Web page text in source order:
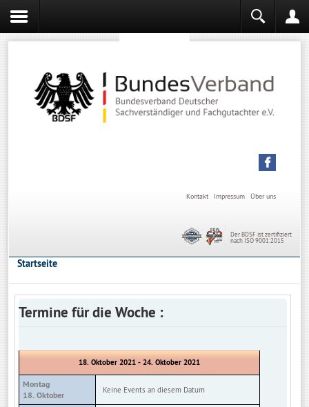
Über uns
Impressum
Kontakt
Der BDSF ist zertifiziert
nach ISO 9001:2015
Startseite
Termine für die Woche :
18. Oktober 2021 - 24. Oktober 2021
Montag
18. Oktober
Keine Events an diesem Datum